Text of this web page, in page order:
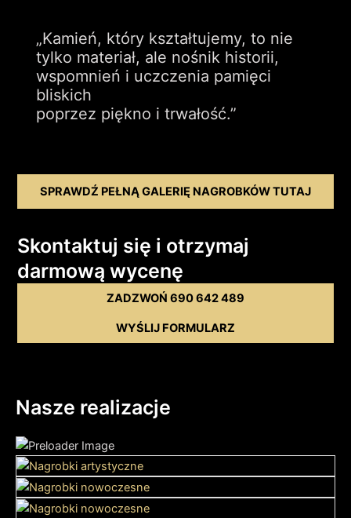
„Kamień, który kształtujemy, to nie
tylko materiał, ale nośnik historii,
wspomnień i uczczenia pamięci
bliskich
poprzez piękno i trwałość.”
SPRAWDŹ PEŁNĄ GALERIĘ NAGROBKÓW TUTAJ
Skontaktuj się i otrzymaj
darmową wycenę
ZADZWOŃ 690 642 489
WYŚLIJ FORMULARZ
Nasze realizacje